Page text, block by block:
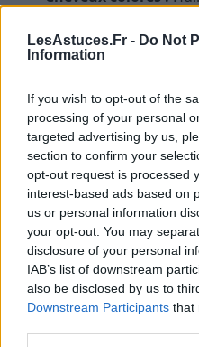
LesAstuces.Fr - Do Not
Information
If you wish to opt-out of the
processing of your personal
targeted advertising by us,
section to confirm your
opt-out request is processed
interest-based ads based on
us or personal information
your opt-out. You may
disclosure of your personal
IAB’s list of downstream
also be disclosed by us to
Downstream Participants that
Cuir chevelu sensible
Conseil :Privilégiez les
pressées à froid pour
nutriments.
Peut-on
cheveux mouillés
L’huile peut s’appliquer
shampoing pour le bain
humides (après le
cheveux humides, l’huile